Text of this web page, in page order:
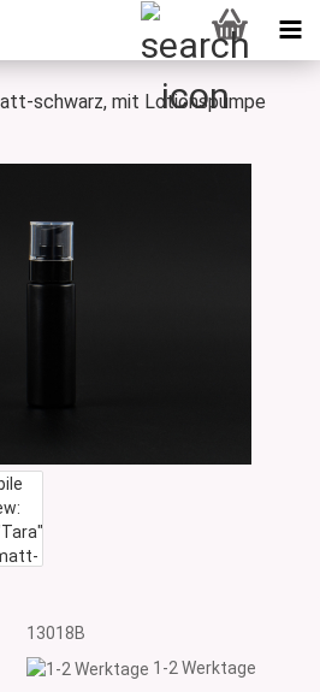
schwarz, mit Lotionspumpe
13018B
1-2 Werktage